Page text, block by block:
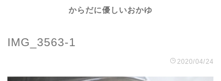
からだに優しいおかゆ
IMG_3563-1
2020/04/24